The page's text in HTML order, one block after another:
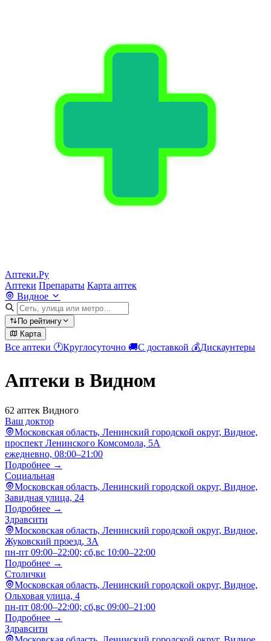
Аптеки.Ру
Аптеки Препараты Карта аптек
Видное
По рейтингу
Карта
Все аптеки 🕐Круглосуточно 🚚С доставкой 💰Дискаунтеры
Аптеки в Видном
62 аптек Видного
Ваш доктор
Московская область, Ленинский городской округ, Видное,
проспект Ленинского Комсомола, 5А
ежедневно, 08:00–21:00
Подробнее →
Социальная
Московская область, Ленинский городской округ, Видное,
Завидная улица, 24
Подробнее →
Здравсити
Московская область, Ленинский городской округ, Видное,
Жуковский проезд, 3А
пн-пт 09:00–22:00; сб,вс 10:00–22:00
Подробнее →
Столички
Московская область, Ленинский городской округ, Видное,
Ольховая улица, 4
пн-пт 08:00–22:00; сб,вс 09:00–21:00
Подробнее →
Здравсити